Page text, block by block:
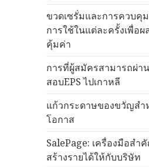
ขวดเซรั่มและการควบคุ
การใช้ในแต่ละครั้งเพื่อ
คุ้มค่า
การที่ผู้สมัครสามารถผ่า
สอบEPS ไปเกาหลี
แก้วกระดาษของขวัญสำ
โอกาส
SalePage: เครื่องมือสำ
สร้างรายได้ให้กับบริษัท